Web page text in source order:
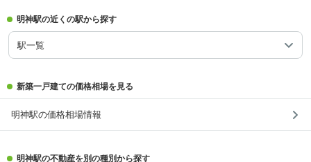
明神駅の近くの駅から探す
駅一覧
新築一戸建ての価格相場を見る
明神駅の価格相場情報
明神駅の不動産を別の種別から探す